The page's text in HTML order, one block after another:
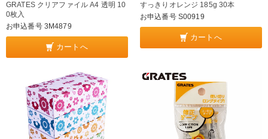
GRATES クリアファイル A4 透明 10
0枚入
お申込番号 3M4879
カートへ
すっきりオレンジ 185g 30本
お申込番号 S00919
カートへ